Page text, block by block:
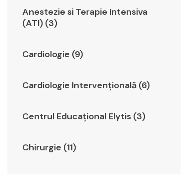
Anestezie si Terapie Intensiva
(ATI) (3)
Cardiologie (9)
Cardiologie Intervențională (6)
Centrul Educațional Elytis (3)
Chirurgie (11)